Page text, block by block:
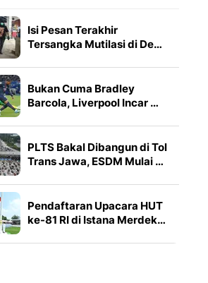
Isi Pesan Terakhir
Tersangka Mutilasi di De…
Bukan Cuma Bradley
Barcola, Liverpool Incar …
PLTS Bakal Dibangun di Tol
Trans Jawa, ESDM Mulai …
Pendaftaran Upacara HUT
ke-81 RI di Istana Merdek…